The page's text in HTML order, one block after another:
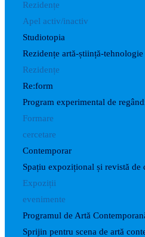
Rezidențe
Apel activ/inactiv
Studiotopia
Rezidențe artă-știință-tehnologie
Rezidențe
Re:form
Program experimental de
Formare
cercetare
Contemporar
Spațiu expozițional și revistă de
Expoziții
evenimente
Programul de Artă
Sprijin pentru scena de artă